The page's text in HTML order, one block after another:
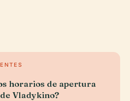
horarios de apertura
Vladykino?